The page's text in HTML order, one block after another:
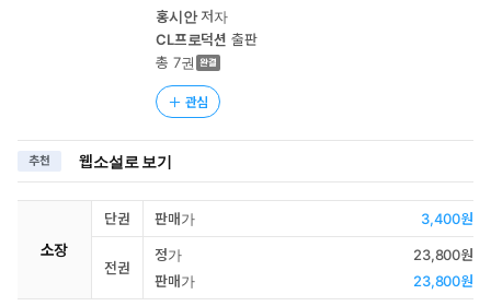
홍시안저자
CL프로덕션 출판
총 7권
관심
추천 웹소설로 보기
소장
단권 판매가 3,400원
전권
정가
23,800원
판매가
23,800원